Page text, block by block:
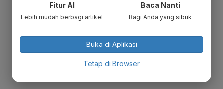
Fitur AI
Lebih mudah berbagi artikel
Baca Nanti
Bagi Anda yang sibuk
Buka di Aplikasi
Tetap di Browser